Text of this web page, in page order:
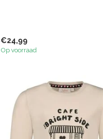
€24,99
Op voorraad